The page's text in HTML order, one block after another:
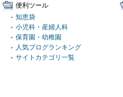
便利ツール
知恵袋
小児科・産婦人科
保育園・幼稚園
人気ブログランキング
サイトカテゴリ一覧